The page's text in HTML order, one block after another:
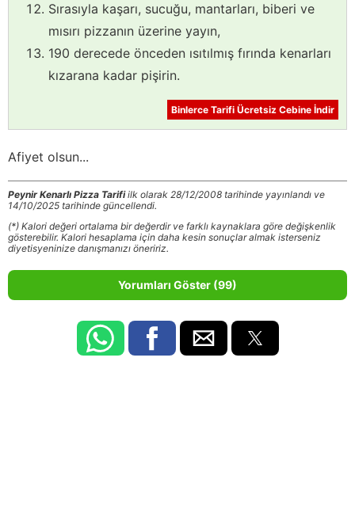
Sırasıyla kaşarı, sucuğu, mantarları, biberi ve
mısırı pizzanın üzerine yayın,
190 derecede önceden ısıtılmış fırında kenarları
kızarana kadar pişirin.
Binlerce Tarifi Ücretsiz Cebine İndir
Afiyet olsun...
Peynir Kenarlı Pizza Tarifiilk olarak 28/12/2008 tarihinde yayınlandı ve
14/10/2025 tarihinde güncellendi.
(*) Kalori değeri ortalama bir değerdir ve farklı kaynaklara göre değişkenlik
gösterebilir. Kalori hesaplama için daha kesin sonuçlar almak isterseniz
diyetisyeninize danışmanızı öneririz.
Yorumları Göster (99)